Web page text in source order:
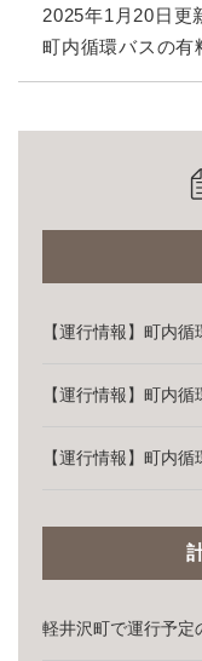
2025年1月20日更
町内循環バスの有
【運行情報】町内
【運行情報】町内
【運行情報】町内
軽井沢町で運行予定